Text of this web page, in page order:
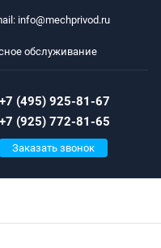
info@mechprivod.ru
обслуживание
+7 (495) 925-81-67
+7 (925) 772-81-65
Заказать звонок